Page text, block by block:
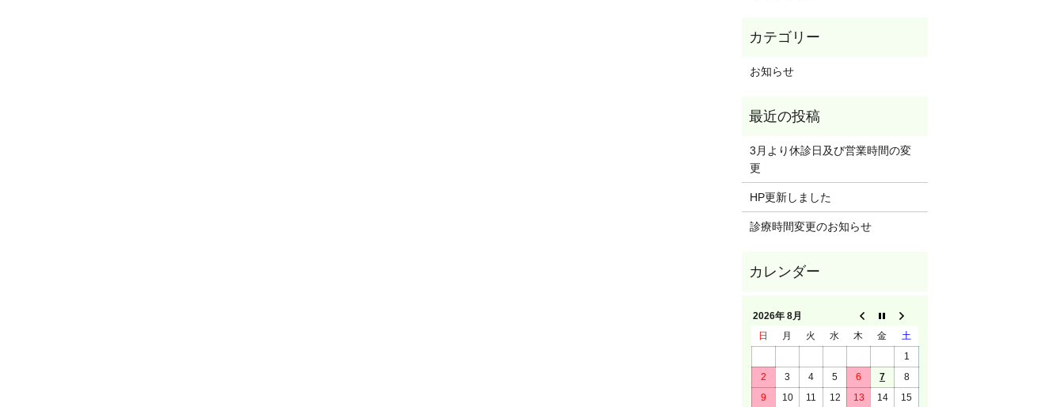
お知らせ
3月より休診日及び営業時間の変
更
HP更新しました
診療時間変更のお知らせ
2026年 8月
日
月 火 水 木 金
土
1
2
3 4 5 6 7
8
9
10 11 12 13 14 15